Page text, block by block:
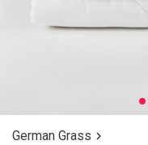
German Grass 